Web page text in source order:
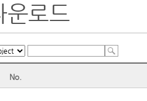
운로드
No.